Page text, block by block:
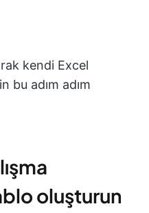
kendi Excel
bu adım adım
oluşturun